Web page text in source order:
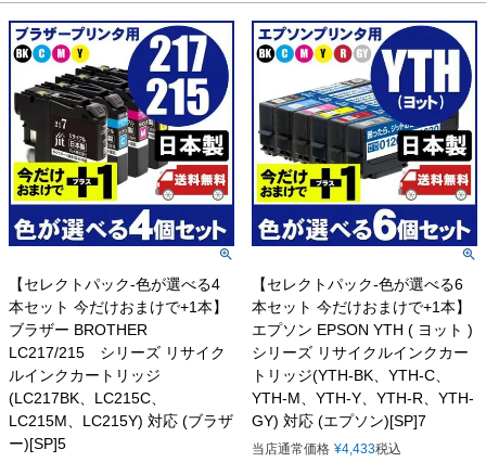
【セレクトパック-色が選べる4
本セット 今だけおまけで+1本】
ブラザー BROTHER
LC217/215 シリーズ リサイク
ルインクカートリッジ
(LC217BK、LC215C、
LC215M、LC215Y) 対応 (ブラザ
ー)[SP]5
【セレクトパック-色が選べる6
本セット 今だけおまけで+1本】
エプソン EPSON YTH ( ヨット )
シリーズ リサイクルインクカー
トリッジ(YTH-BK、YTH-C、
YTH-M、YTH-Y、YTH-R、YTH-
GY) 対応 (エプソン)[SP]7
当店通常価格 ¥4,433税込